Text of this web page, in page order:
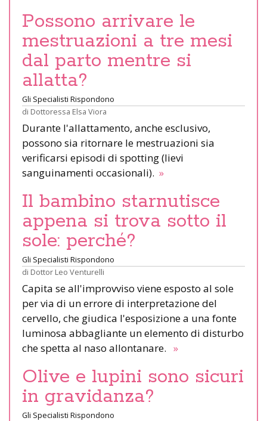
Possono arrivare le
mestruazioni a tre mesi
dal parto mentre si
allatta?
Gli Specialisti Rispondono
di Dottoressa Elsa Viora
Durante l'allattamento, anche esclusivo,
possono sia ritornare le mestruazioni sia
verificarsi episodi di spotting (lievi
sanguinamenti occasionali). »
Il bambino starnutisce
appena si trova sotto il
sole: perché?
Gli Specialisti Rispondono
di Dottor Leo Venturelli
Capita se all'improvviso viene esposto al sole
per via di un errore di interpretazione del
cervello, che giudica l'esposizione a una fonte
luminosa abbagliante un elemento di disturbo
che spetta al naso allontanare. »
Olive e lupini sono sicuri
in gravidanza?
Gli Specialisti Rispondono